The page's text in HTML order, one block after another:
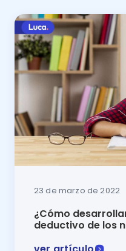
23 de marzo de 2022
¿Cómo
deductivo de los